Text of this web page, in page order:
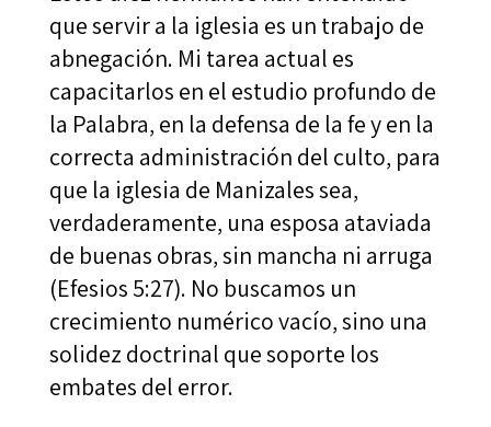
que servir a la iglesia es un trabajo de
abnegación. Mi tarea actual es
capacitarlos en el estudio profundo de
la Palabra, en la defensa de la fe y en la
correcta administración del culto, para
que la iglesia de Manizales sea,
verdaderamente, una esposa ataviada
de buenas obras, sin mancha ni arruga
(Efesios 5:27). No buscamos un
crecimiento numérico vacío, sino una
solidez doctrinal que soporte los
embates del error.